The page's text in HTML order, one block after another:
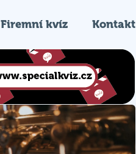
Firemní kvíz Kontakt